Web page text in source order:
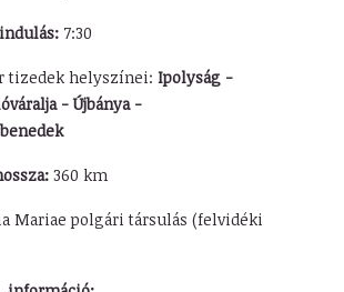
7:30
tizedek helyszínei: Ipolyság -
- Újbánya -
360 km
Mariae polgári társulás (felvidéki